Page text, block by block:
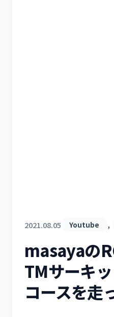
2021.08.05 Youtube ,
masayaの
TMサーキ
コースを走